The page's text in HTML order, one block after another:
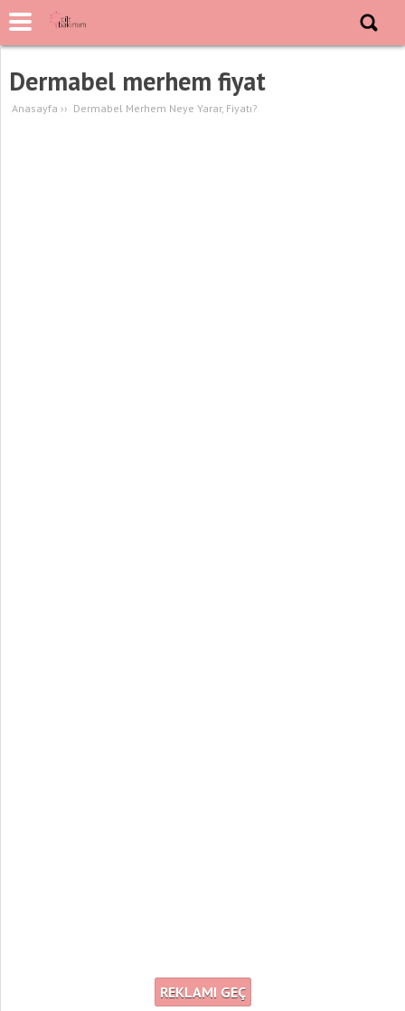
Dermabel merhem fiyat
Anasayfa ›› Dermabel Merhem Neye Yarar, Fiyatı?
REKLAMI GEÇ